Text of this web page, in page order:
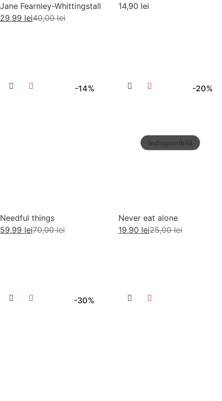
Jane Fearnley-Whittingstall
40,00lei
29,99 lei
14,90 lei
-14%
Needful things
70,00lei
59,99 lei
-20%
Never eat alone
25,00lei
19,90 lei
-30%